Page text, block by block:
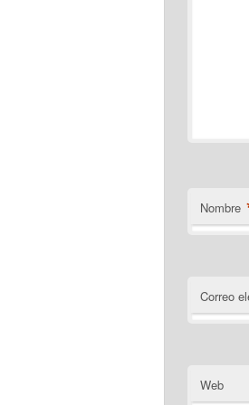
Nombre
Correo
Web